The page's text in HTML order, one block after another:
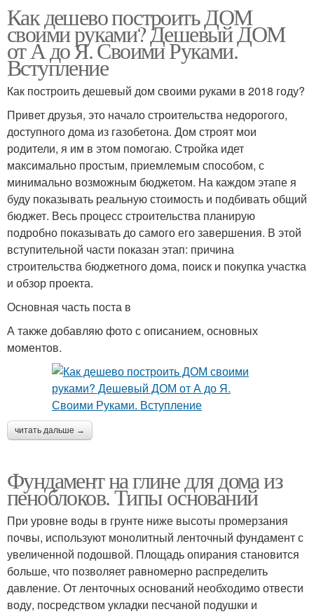
Как дешево построить ДОМ
своими руками? Дешевый ДОМ
от А до Я. Своими Руками.
Вступление
Как построить дешевый дом своими руками в 2018 году?
Привет друзья, это начало строительства недорогого,
доступного дома из газобетона. Дом строят мои
родители, я им в этом помогаю. Стройка идет
максимально простым, приемлемым способом, с
минимально возможным бюджетом. На каждом этапе я
буду показывать реальную стоимость и подбивать общий
бюджет. Весь процесс строительства планирую
подробно показывать до самого его завершения. В этой
вступительной части показан этап: причина
строительства бюджетного дома, поиск и покупка участка
и обзор проекта.
Основная часть поста в
А также добавляю фото с описанием, основных
моментов.
читать дальше →
Фундамент на глине для дома из
пеноблоков. Типы оснований
При уровне воды в грунте ниже высоты промерзания
почвы, используют монолитный ленточный фундамент с
увеличенной подошвой. Площадь опирания становится
больше, что позволяет равномерно распределить
давление. От ленточных оснований необходимо отвести
воду, посредством укладки песчаной подушки и